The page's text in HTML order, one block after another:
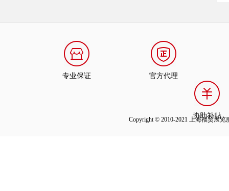
专业保证 官方代理
协助补贴
Copyright © 2010-2021 上海福贸展